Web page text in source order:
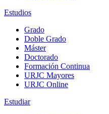
Estudios
Grado
Doble Grado
Máster
Doctorado
Formación Continua
URJC Mayores
URJC Online
Estudiar